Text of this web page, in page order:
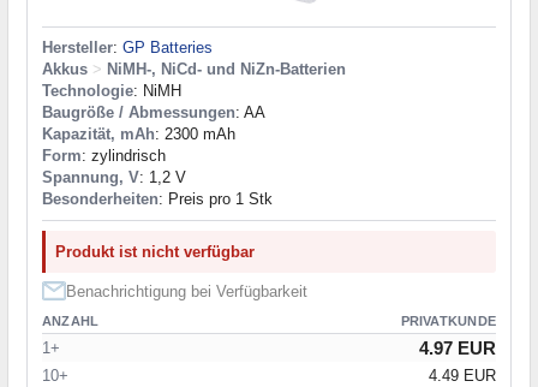
Hersteller: GP Batteries
Akkus > NiMH-, NiCd- und NiZn-Batterien
Technologie: NiMH
Baugröße / Abmessungen: AA
Kapazität, mAh: 2300 mAh
Form: zylindrisch
Spannung, V: 1,2 V
Besonderheiten: Preis pro 1 Stk
Produkt ist nicht verfügbar
Benachrichtigung bei Verfügbarkeit
ANZAHL PRIVATKUNDE
1+ 4.97 EUR
10+ 4.49 EUR